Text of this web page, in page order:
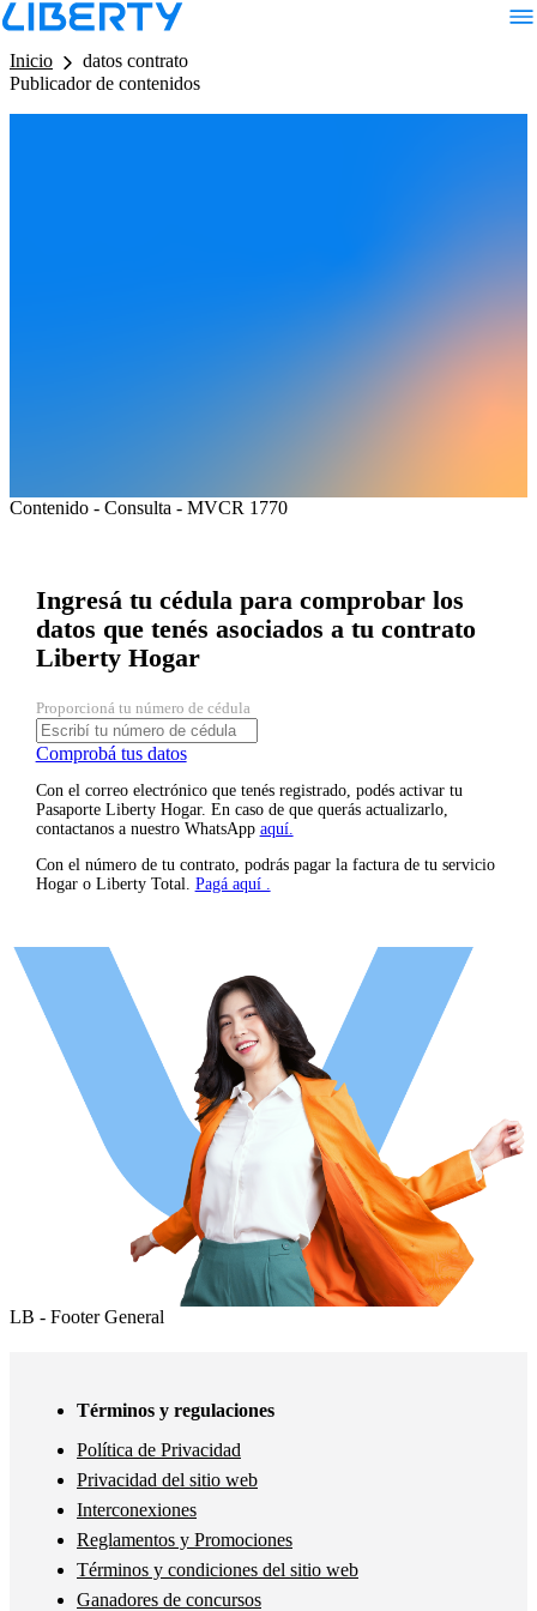
LB - Barra de Navegacion
Inicio
datos contrato
Publicador de contenidos
Consultá tu correo y contrato
Hogar
Contenido - Consulta - MVCR 1770
Ingresá tu cédula para comprobar los
datos que tenés asociados a tu contrato
Liberty Hogar
Proporcioná tu número de cédula
Comprobá tus datos
Con el correo electrónico que tenés registrado, podés activar tu
Pasaporte Liberty Hogar. En caso de que querás actualizarlo,
contactanos a nuestro WhatsApp aquí.
Con el número de tu contrato, podrás pagar la factura de tu servicio
Hogar o Liberty Total. Pagá aquí .
LB - Footer General
Términos y regulaciones
Política de Privacidad
Privacidad del sitio web
Interconexiones
Reglamentos y Promociones
Términos y condiciones del sitio web
Ganadores de concursos